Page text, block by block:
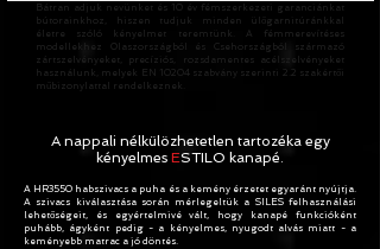
Bátran adjuk nevünket és 10 év fémszerkezeti garanciánkat
bútorainkhoz, hiszen tudjuk minden ülőgarnitúránkkal
életre szóló kényelmet teremtünk. A fémmerevítéses
modellekhez Olaszországból és Csehországból származó
zártszelvényeket, precíziós, rozsdamentes acélszelvényeket
használunk, melyek EN 10204 szabvány szerinti 2.2 szakértői
műbizonylattal rendelkeznek.
A nappali nélkülözhetetlen tartozéka egy
kényelmes ESTILO kanapé.
A HR3550 habszivacs a puha és a kemény érzetet egyaránt nyújtja.
A szivacs kiválasztása során mérlegeltük a SILES felhasználási
lehetőségeit, és egyértelmivé vált, hogy kanapé funkcióként
puhább, ágyként pedig - a kényelmes, nyugodt alvás miatt - a
keményebb matrac a jó döntés.